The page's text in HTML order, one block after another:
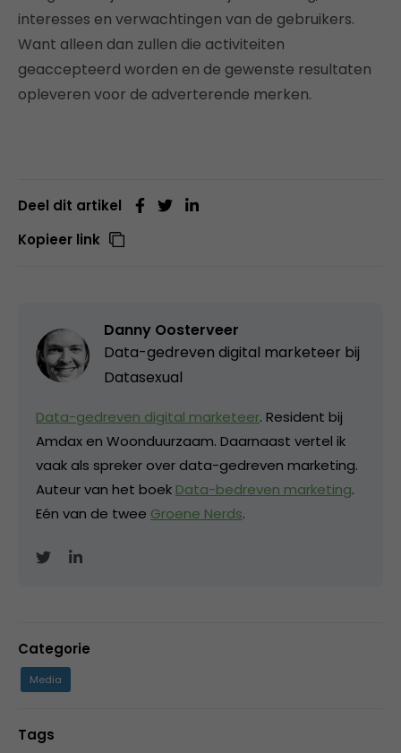
interesses en verwachtingen van de gebruikers.
Want alleen dan zullen die activiteiten
geaccepteerd worden en de gewenste resultaten
opleveren voor de adverterende merken.
Deel dit artikel
Kopieer link
Danny Oosterveer
Data-gedreven digital marketeer bij
Datasexual
Data-gedreven digital marketeer. Resident bij
Amdax en Woonduurzaam. Daarnaast vertel ik
vaak als spreker over data-gedreven marketing.
Auteur van het boek Data-bedreven marketing.
Eén van de twee Groene Nerds.
Categorie
Media
Tags